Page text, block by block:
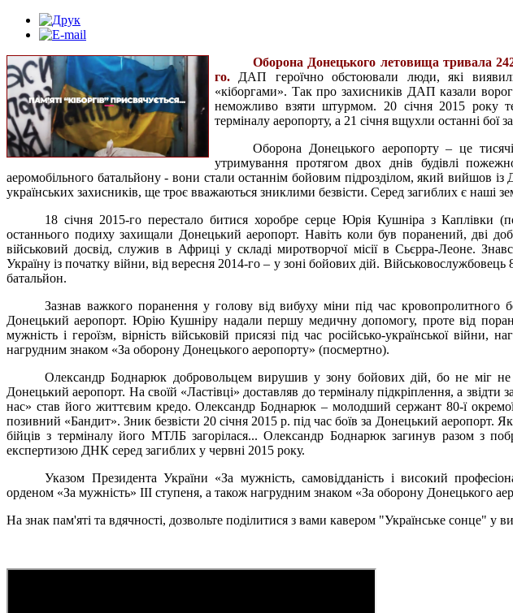
Оборона Донецького летовища тривала
го. ДАП героїчно обстоювали люди, які
«кіборгами». Так про захисників ДАП казали
неможливо взяти штурмом. 20 січня 2015 року
терміналу аеропорту, а 21 січня вщухли останні бої
Оборона Донецького аеропорту – це
утримування протягом двох днів будівлі
аеромобільного батальйону - вони стали останнім бойовим підрозділом, який вийшов
українських захисників, ще троє вважаються зниклими безвісти. Серед загиблих є
18 січня 2015-го перестало битися хоробре серце Юрія Кушніра з Каплівки
останнього подиху захищали Донецький аеропорт. Навіть коли був поранений, дві
військовий досвід, служив в Африці у складі миротворчої місії в Сьєрра-Леоне.
Україну із початку війни, від вересня 2014-го – у зоні бойових дій. Військовослужбовець
батальйон.
Зазнав важкого поранення у голову від вибуху міни під час
Донецький аеропорт. Юрію Кушніру надали першу медичну допомогу, проте від
мужність і героїзм, вірність військовій присязі під час російсько-української
нагрудним знаком «За оборону Донецького аеропорту» (посмертно).
Олександр Боднарюк добровольцем вирушив у зону бойових дій, бо не міг
Донецький аеропорт. На своїй «Ластівці» доставляв до терміналу підкріплення, а звідти
нас» став його життєвим кредо. Олександр Боднарюк – молодший сержант 80-ї
позивний «Бандит». Зник безвісти 20 січня 2015 р. під час боїв за Донецький аеропорт. Як
бійців з терміналу його МТЛБ загорілася... Олександр Боднарюк загинув разом з
експертизою ДНК серед загиблих у червні 2015 року.
Указом Президента України «За мужність, самовідданість і високий
орденом «За мужність» III ступеня, а також нагрудним знаком «За оборону Донецького
На знак пам'яті та вдячності, дозвольте поділитися з вами кавером "Українське сонце" у